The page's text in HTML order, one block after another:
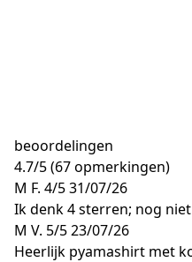
beoordelingen
4.7/5(67 opmerkingen)
M F. 4/531/07/26
Ik denk 4 sterren; nog
M V. 5/523/07/26
Heerlijk pyamashirt met